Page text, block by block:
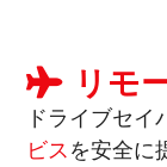
リモ
ドライブセイ
ビスを安全に